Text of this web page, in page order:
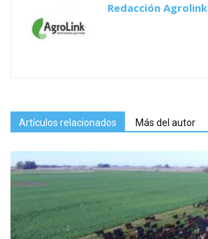
Redacción Agrolink
Artículos relacionados Más del autor